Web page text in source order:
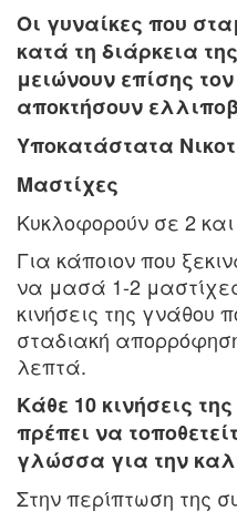
Οι γυναίκες που
κατά τη διάρκεια
μειώνουν επίσης
αποκτήσουν
Υποκατάστατα
Μαστίχες
Κυκλοφορούν σε 2 και
Για κάποιον που
να μασά 1-2
κινήσεις της γνάθου
σταδιακή απορρόφηση
λεπτά.
Κάθε 10 κινήσεις
πρέπει να
γλώσσα για την
Στην περίπτωση της